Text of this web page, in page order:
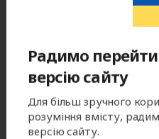
Привод для
Motors ASG600/
Радимо перейти
версію сайту
Для більш зручного
розуміння вмісту,
версію сайту.